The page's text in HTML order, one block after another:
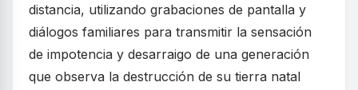
distancia, utilizando grabaciones de pantalla y
diálogos familiares para transmitir la sensación
de impotencia y desarraigo de una generación
que observa la destrucción de su tierra natal